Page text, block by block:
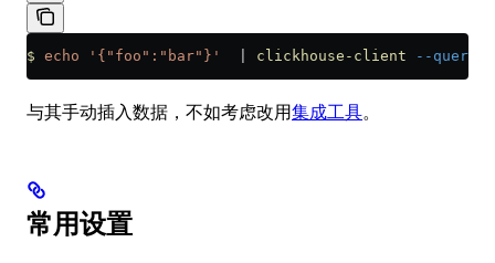
$ echo '{"foo":"bar"}' clickhouse-client --query=
与其手动插入数据，不如考虑改用集成工具。
常用设置